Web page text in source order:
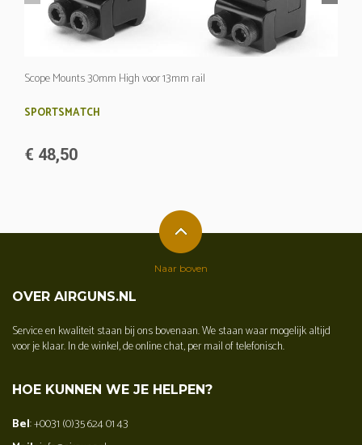
Scope Mounts 30mm High voor 13mm rail
SPORTSMATCH
€ 48,50
OVER AIRGUNS.NL
Service en kwaliteit staan bij ons bovenaan. We staan waar mogelijk altijd
voor je klaar. In de winkel, de online chat, per mail of telefonisch.
HOE KUNNEN WE JE HELPEN?
Bel: +0031 (0)35 624 01 43
Naar boven